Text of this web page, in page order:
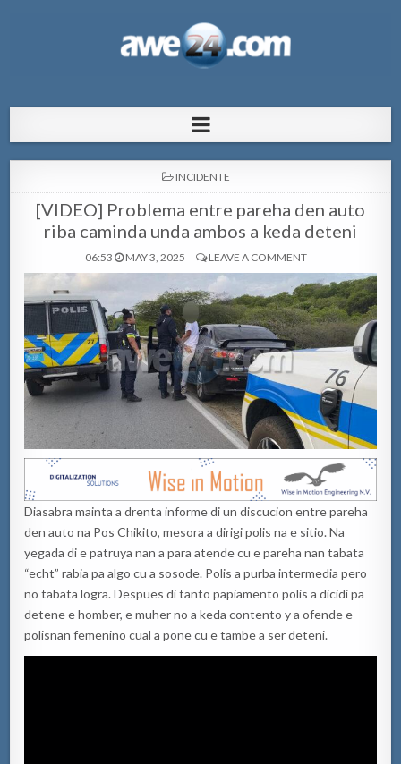
pa Aruba
POSTED
INCIDENTE
[VIDEO] Problema entre pareha den auto
riba caminda unda ambos a keda deteni
06:53 MAY 3, 2025 LEAVE A COMMENT
Diasabra mainta a drenta informe di un discucion entre pareha
den auto na Pos Chikito, mesora a dirigi polis na e sitio. Na
yegada di e patruya nan a para atende cu e pareha nan tabata
“echt” rabia pa algo cu a sosode. Polis a purba intermedia pero
no tabata logra. Despues di tanto papiamento polis a dicidi pa
detene e homber, e muher no a keda contento y a ofende e
polisnan femenino cual a pone cu e tambe a ser deteni.